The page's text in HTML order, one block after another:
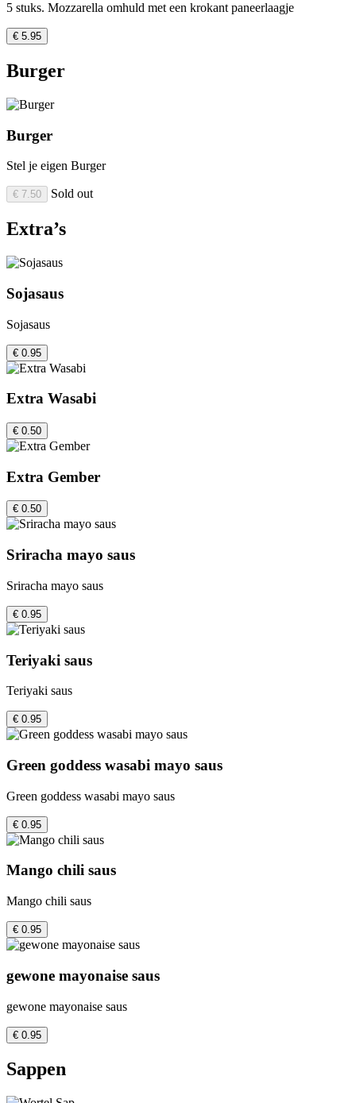
5 stuks. Mozzarella omhuld met een krokant paneerlaagje
€ 5.95
Burger
Burger
Stel je eigen Burger
€ 7.50 Sold out
Extra’s
Sojasaus
Sojasaus
€ 0.95
Extra Wasabi
€ 0.50
Extra Gember
€ 0.50
Sriracha mayo saus
Sriracha mayo saus
€ 0.95
Teriyaki saus
Teriyaki saus
€ 0.95
Green goddess wasabi mayo saus
Green goddess wasabi mayo saus
€ 0.95
Mango chili saus
Mango chili saus
€ 0.95
gewone mayonaise saus
gewone mayonaise saus
€ 0.95
Sappen